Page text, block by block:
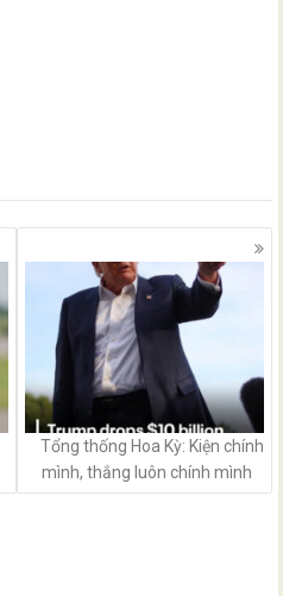
Tổng thống Hoa Kỳ: Kiện chính
mình, thắng luôn chính mình